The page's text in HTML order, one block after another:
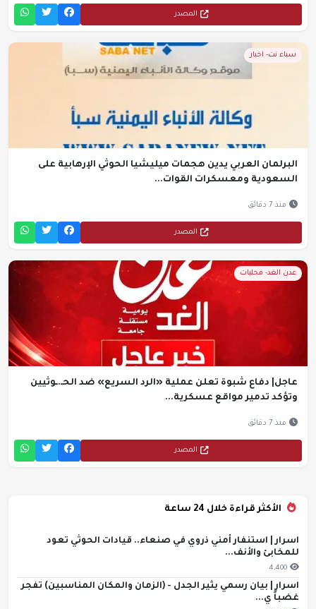
المصدر
سباء نت- اخبار
البرلمان العربي يدين هجمات ميليشيا الحوثي الإرهابية على
السعودية ومعسكرات القوات...
منذ 7 دقائق
المصدر
عدن الغد- محليات
عاجل| دفاع شبوة تعلن عملية «الرد السريع» ضد الحـ.ـوثيين
وتؤكد تدمير مواقع عسكرية...
منذ 7 دقائق
المصدر
الأكثر قراءة خلال 24 ساعة
اسرار | استنفار أمني ذروي في صنعاء.. قيادات الحوثي تعود
للمخابئ والأنف...
4,400
اسرار | بيان رسمي يثير الجدل - (الزمان والمكان المناسبين) تفجر
غضباً ي...